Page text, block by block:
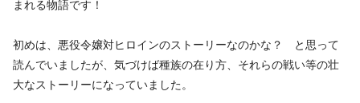
まれる物語です！
初めは、悪役令嬢対ヒロインのストーリーなのかな？ と思って
読んでいましたが、気づけば種族の在り方、それらの戦い等の壮
大なストーリーになっていました。